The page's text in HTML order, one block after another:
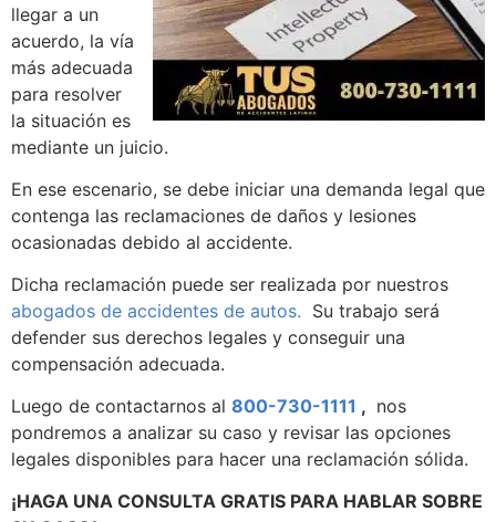
llegar a un
acuerdo, la vía
más adecuada
para resolver
la situación es
mediante un juicio.
En ese escenario, se debe iniciar una demanda legal que
contenga las reclamaciones de daños y lesiones
ocasionadas debido al accidente.
Dicha reclamación puede ser realizada por nuestros
abogados de accidentes de autos. Su trabajo será
defender sus derechos legales y conseguir una
compensación adecuada.
Luego de contactarnos al 800-730-1111 , nos
pondremos a analizar su caso y revisar las opciones
legales disponibles para hacer una reclamación sólida.
¡HAGA UNA CONSULTA GRATIS PARA HABLAR SOBRE